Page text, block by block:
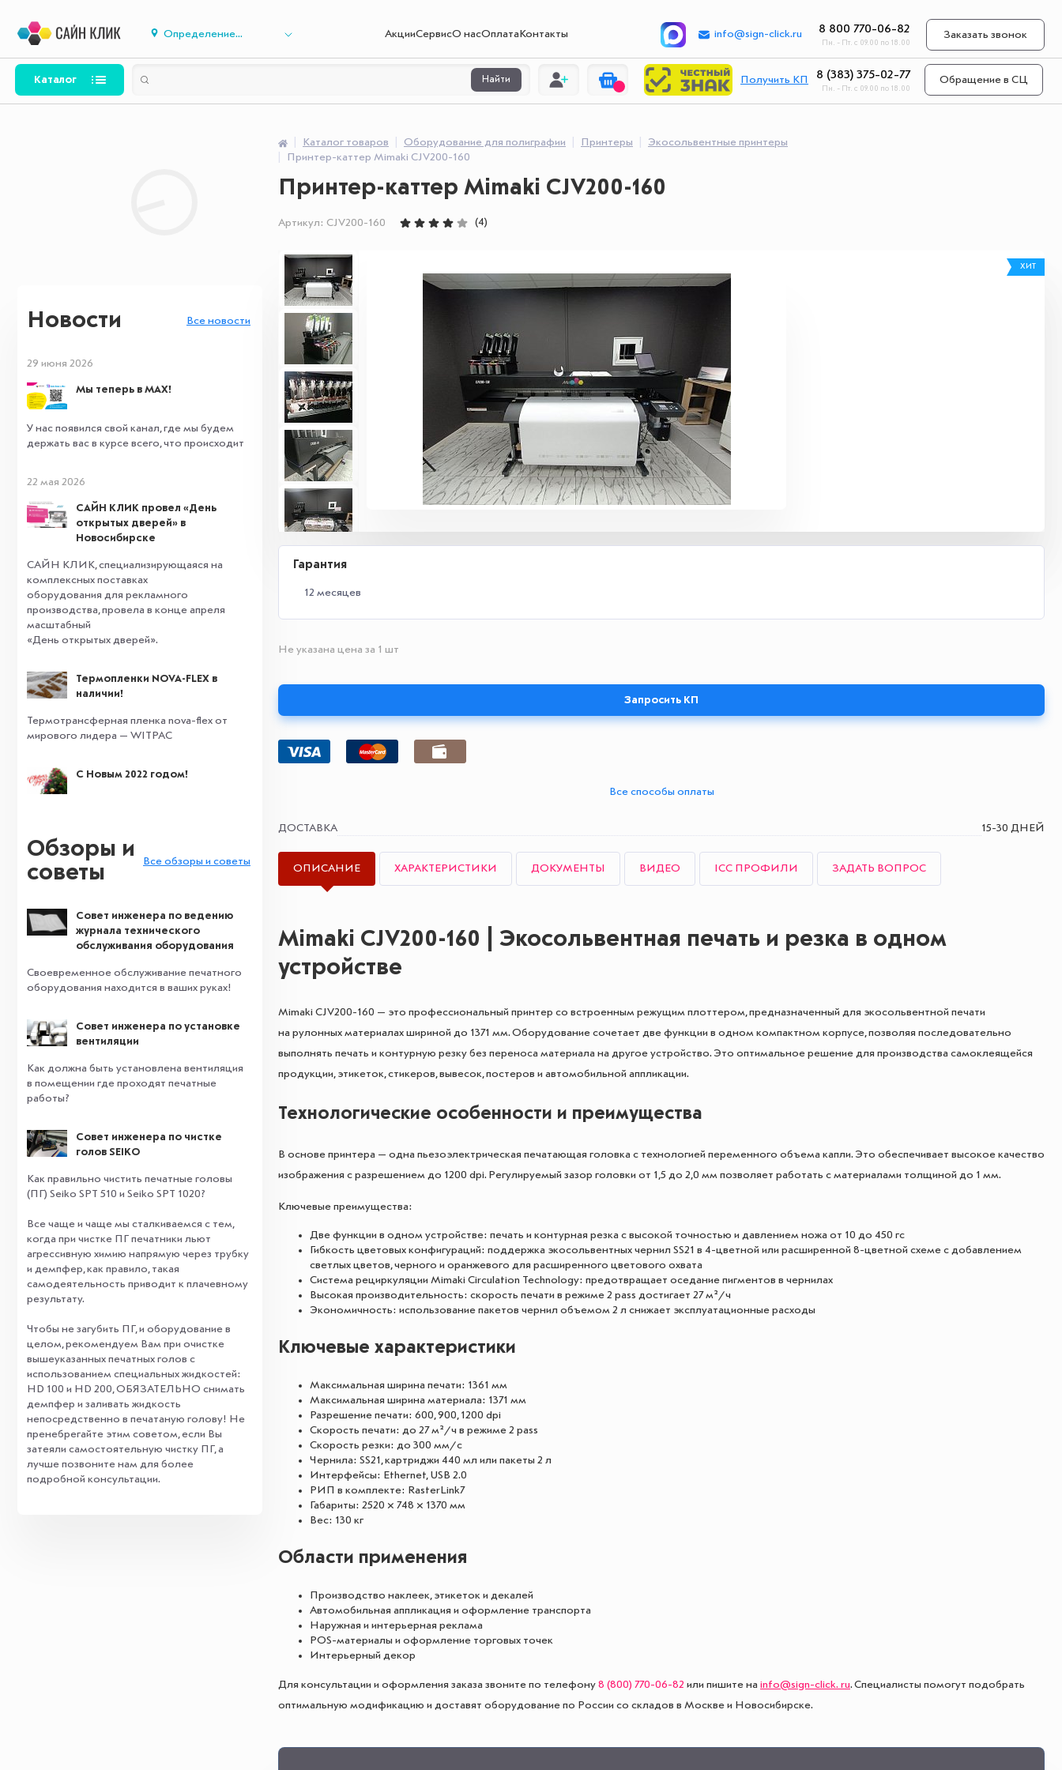
Определение... АкцииСервисО насОплата Контакты info@sign-click.ru 8 800 770-06-82
Пн. - Пт. с 09.00 по 18.00
Заказать звонок
Каталог Найти Получить КП 8 (383) 375-02-77
Пн. - Пт. с 09.00 по 18.00
Обращение в СЦ
Новости Все новости
29 июня 2026
Мы теперь в MAX!
У нас появился свой канал, где мы будем
держать вас в курсе всего, что происходит
22 мая 2026
САЙН КЛИК провел «День
открытых дверей» в
Новосибирске
САЙН КЛИК, специализирующаяся на
комплексных поставках
оборудования для рекламного
производства, провела в конце апреля
масштабный
«День открытых дверей».
Термопленки NOVA-FLEX в
наличии!
Термотрансферная пленка nova-flex от
мирового лидера — WITPAC
С Новым 2022 годом!
Обзоры и
советы
Все обзоры и советы
Совет инженера по ведению
журнала технического
обслуживания оборудования
Своевременное обслуживание печатного
оборудования находится в ваших руках!
Совет инженера по установке
вентиляции
Как должна быть установлена вентиляция
в помещении где проходят печатные
работы?
Совет инженера по чистке
голов SEIKO
Как правильно чистить печатные головы
(ПГ) Seiko SPT 510 и Seiko SPT 1020?
Все чаще и чаще мы сталкиваемся с тем,
когда при чистке ПГ печатники льют
агрессивную химию напрямую через трубку
и демпфер, как правило, такая
самодеятельность приводит к плачевному
результату.
Чтобы не загубить ПГ, и оборудование в
целом, рекомендуем Вам при очистке
вышеуказанных печатных голов с
использованием специальных жидкостей:
HD 100 и HD 200, ОБЯЗАТЕЛЬНО снимать
демпфер и заливать жидкость
непосредственно в печатаную голову! Не
пренебрегайте этим советом, если Вы
затеяли самостоятельную чистку ПГ, а
лучше позвоните нам для более
подробной консультации.
Каталог товаров Оборудование для полиграфии Принтеры
Экосольвентные принтеры
Принтер-каттер Mimaki CJV200-160
Принтер-каттер Mimaki CJV200-160
Артикул: CJV200-160 (4)
ХИТ
Гарантия
12 месяцев
Не указана цена за 1 шт
Запросить КП
Все способы оплаты
ДОСТАВКА 15-30 ДНЕЙ
ОПИСАНИЕ ХАРАКТЕРИСТИКИ ДОКУМЕНТЫ ВИДЕО ICC ПРОФИЛИ ЗАДАТЬ ВОПРОС
Mimaki CJV200-160 | Экосольвентная печать и резка в одном
устройстве
Mimaki CJV200-160 — это профессиональный принтер со встроенным режущим плоттером, предназначенный для экосольвентной печати
на рулонных материалах шириной до 1371 мм. Оборудование сочетает две функции в одном компактном корпусе, позволяя последовательно
выполнять печать и контурную резку без переноса материала на другое устройство. Это оптимальное решение для производства самоклеящейся
продукции, этикеток, стикеров, вывесок, постеров и автомобильной аппликации.
Технологические особенности и преимущества
В основе принтера — одна пьезоэлектрическая печатающая головка с технологией переменного объема капли. Это обеспечивает высокое качество
изображения с разрешением до 1200 dpi. Регулируемый зазор головки от 1,5 до 2,0 мм позволяет работать с материалами толщиной до 1 мм.
Ключевые преимущества:
Две функции в одном устройстве: печать и контурная резка с высокой точностью и давлением ножа от 10 до 450 гс
Гибкость цветовых конфигураций: поддержка экосольвентных чернил SS21 в 4-цветной или расширенной 8-цветной схеме с добавлением
светлых цветов, черного и оранжевого для расширенного цветового охвата
Система рециркуляции Mimaki Circulation Technology: предотвращает оседание пигментов в чернилах
Высокая производительность: скорость печати в режиме 2 pass достигает 27 м²/ч
Экономичность: использование пакетов чернил объемом 2 л снижает эксплуатационные расходы
Ключевые характеристики
Максимальная ширина печати: 1361 мм
Максимальная ширина материала: 1371 мм
Разрешение печати: 600, 900, 1200 dpi
Скорость печати: до 27 м²/ч в режиме 2 pass
Скорость резки: до 300 мм/с
Чернила: SS21, картриджи 440 мл или пакеты 2 л
Интерфейсы: Ethernet, USB 2.0
РИП в комплекте: RasterLink7
Габариты: 2520 × 748 × 1370 мм
Вес: 130 кг
Области применения
Производство наклеек, этикеток и декалей
Автомобильная аппликация и оформление транспорта
Наружная и интерьерная реклама
POS-материалы и оформление торговых точек
Интерьерный декор
Для консультации и оформления заказа звоните по телефону 8 (800) 770-06-82 или пишите на info@sign-click. ru. Специалисты помогут подобрать
оптимальную модификацию и доставят оборудование по России со складов в Москве и Новосибирске.